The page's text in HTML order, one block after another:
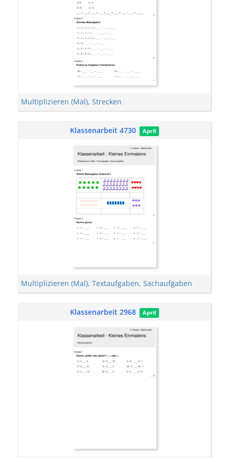
Multiplizieren (Mal), Strecken
Klassenarbeit 4730 April
Multiplizieren (Mal), Textaufgaben, Sachaufgaben
Klassenarbeit 2968 April